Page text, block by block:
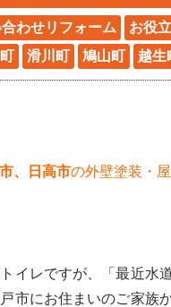
合わせリフォーム お役
滑川町 鳩山町 越生
、日高市の外壁塗装・
イレですが、「最近水
市にお住まいのご家族